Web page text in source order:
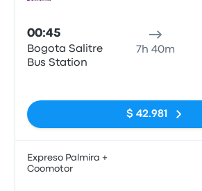
00:45
Bogota Salitre
Bus Station
7h 40m
$ 42.981
Expreso Palmira +
Coomotor